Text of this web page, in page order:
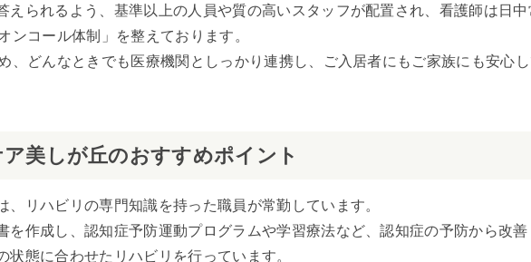
えられるよう、基準以上の人員や質の高いスタッフが配置され、看護師は日
ンコール体制」を整えております。
、どんなときでも医療機関としっかり連携し、ご入居者にもご家族にも安心
美しが丘のおすすめポイント
、リハビリの専門知識を持った職員が常勤しています。
を作成し、認知症予防運動プログラムや学習療法など、認知症の予防から改
状態に合わせたリハビリを行っています。